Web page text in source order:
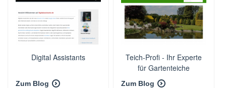
Digital Assistants
Zum Blog
Teich-Profi - Ihr Experte
für Gartenteiche
Zum Blog